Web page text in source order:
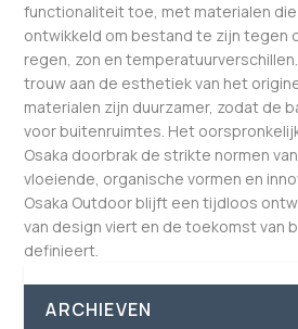
functionaliteit toe, met materialen
ontwikkeld om bestand te zijn tegen
regen, zon en
trouw aan de esthetiek van het
materialen zijn duurzamer, zodat de
voor buitenruimtes. Het
Osaka doorbrak de strikte normen
vloeiende, organische vormen en
Osaka Outdoor blijft een tijdloos
van design viert en de toekomst van
definieert.
ARCHIEVEN